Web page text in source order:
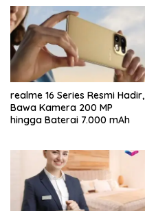
realme 16 Series Resmi Hadir,
Bawa Kamera 200 MP
hingga Baterai 7.000 mAh